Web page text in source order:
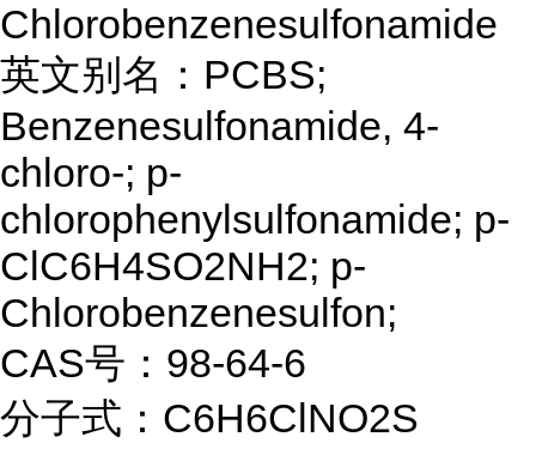
Chlorobenzenesulfonamide
英文别名：PCBS;
Benzenesulfonamide, 4-
chloro-; p-
chlorophenylsulfonamide; p-
ClC6H4SO2NH2; p-
Chlorobenzenesulfon;
CAS号：98-64-6
分子式：C6H6ClNO2S